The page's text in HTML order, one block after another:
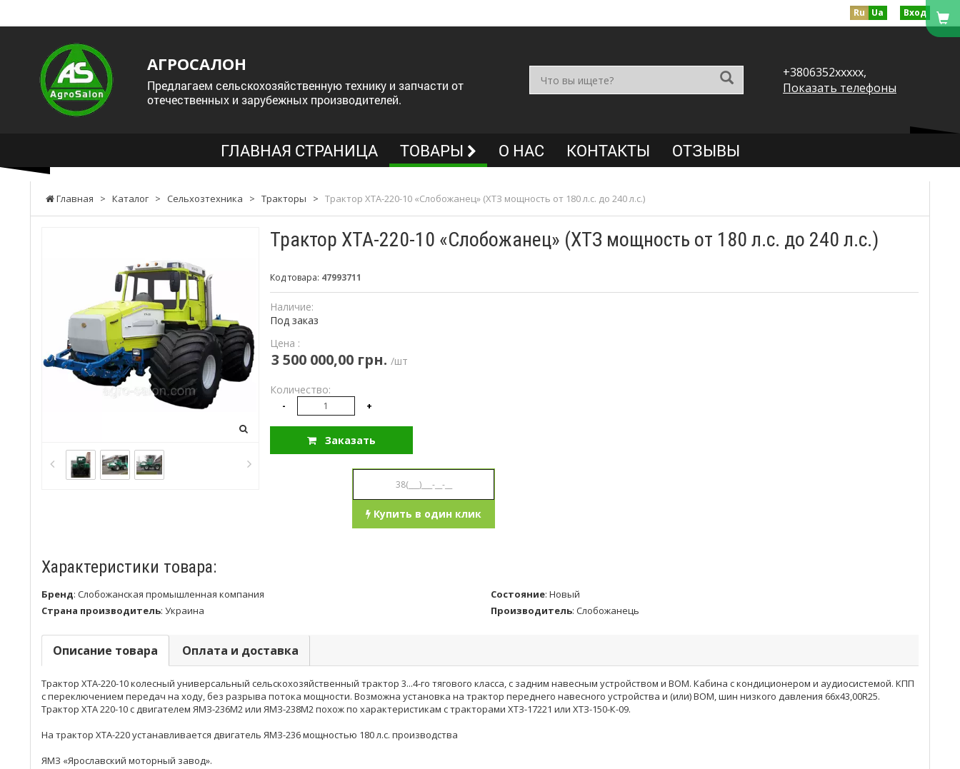
Ru Ua Вход
АГРОСАЛОН
Предлагаем сельскохозяйственную технику и запчасти от
отечественных и зарубежных производителей.
+3806352xxxxx,
Показать телефоны
ГЛАВНАЯ СТРАНИЦА ТОВАРЫ О НАС КОНТАКТЫ ОТЗЫВЫ
Главная > Каталог > Сельхозтехника > Тракторы > Трактор ХТА-220-10 «Слобожанец» (ХТЗ мощность от 180 л.с. до 240 л.с.)
Трактор ХТА-220-10 «Слобожанец» (ХТЗ мощность от 180 л.с. до 240 л.с.)
Код товара: 47993711
Наличие:
Под заказ
Цена :
3 500 000,00 грн. /шт
Количество:
- +
Заказать
Купить в один клик
Характеристики товара:
Бренд: Слобожанская промышленная компания Состояние: Новый
Страна производитель: Украина Производитель: Слобожанець
Описание товара Оплата и доставка
Трактор ХТА-220-10 колесный универсальный сельскохозяйственный трактор 3...4-го тягового класса, с задним навесным устройством и ВОМ. Кабина с кондиционером и аудиосистемой. КПП
с переключением передач на ходу, без разрыва потока мощности. Возможна установка на трактор переднего навесного устройства и (или) ВОМ, шин низкого давления 66x43,00R25.
Трактор ХТА 220-10 с двигателем ЯМЗ-236М2 или ЯМЗ-238М2 похож по характеристикам с тракторами ХТЗ-17221 или ХТЗ-150-К-09.
На трактор ХТА-220 устанавливается двигатель ЯМЗ-236 мощностью 180 л.с. производства
ЯМЗ «Ярославский моторный завод».